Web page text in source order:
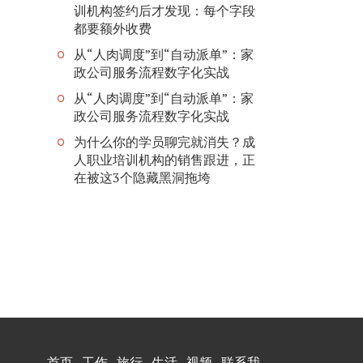
训机构签约后才发现：每个字段
都要额外收费
从“人肉调度”到“自动派单”：家
政公司服务流程数字化实战
从“人肉调度”到“自动派单”：家
政公司服务流程数字化实战
为什么你的学员聊完就消失？成
人职业培训机构的销售跟进，正
在被这3个隐藏黑洞拖垮